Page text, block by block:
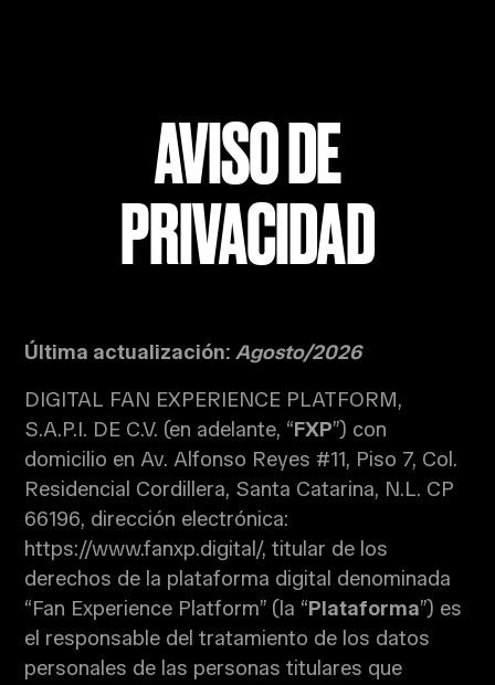
AVISO DE
PRIVACIDAD
Última actualización: Agosto/2026
DIGITAL FAN EXPERIENCE PLATFORM,
S.A.P.I. DE C.V. (en adelante, “FXP”) con
domicilio en Av. Alfonso Reyes #11, Piso 7, Col.
Residencial Cordillera, Santa Catarina, N.L. CP
66196, dirección electrónica:
https://www.fanxp.digital/, titular de los
derechos de la plataforma digital denominada
“Fan Experience Platform” (la “Plataforma”) es
el responsable del tratamiento de los datos
personales de las personas titulares que